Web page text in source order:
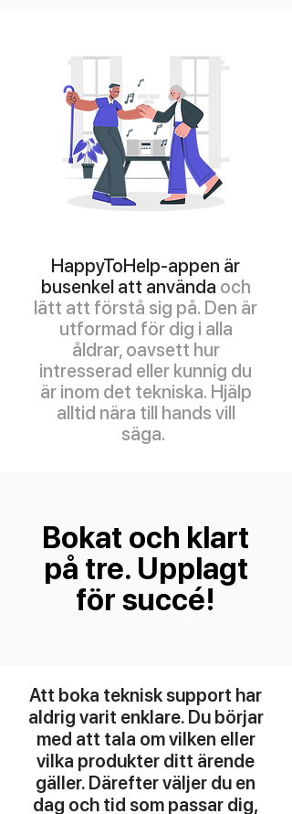
HappyToHelp-appen är
busenkel att använda och
lätt att förstå sig på. Den är
utformad för dig i alla
åldrar, oavsett hur
intresserad eller kunnig du
är inom det tekniska. Hjälp
alltid nära till hands vill
säga.
Bokat och klart
på tre. Upplagt
för succé!
Att boka teknisk support har
aldrig varit enklare. Du börjar
med att tala om vilken eller
vilka produkter ditt ärende
gäller. Därefter väljer du en
dag och tid som passar dig,